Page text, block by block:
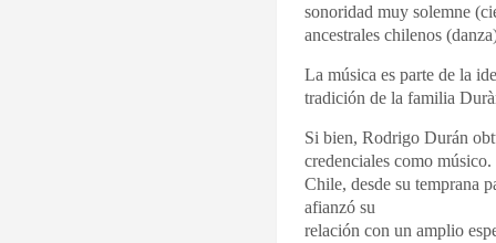
sonoridad muy solemne
ancestrales chilenos
La música es parte de la
tradición de la familia
Si bien, Rodrigo Durán
credenciales como
Chile, desde su temprana
afianzó su
relación con un amplio